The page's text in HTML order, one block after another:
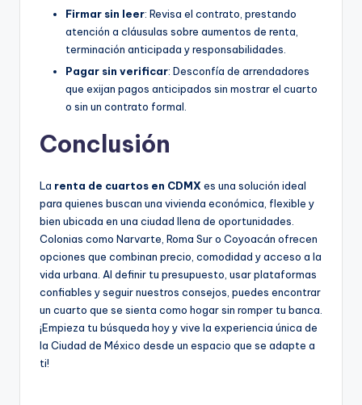
Firmar sin leer: Revisa el contrato, prestando
atención a cláusulas sobre aumentos de renta,
terminación anticipada y responsabilidades.
Pagar sin verificar: Desconfía de arrendadores
que exijan pagos anticipados sin mostrar el cuarto
o sin un contrato formal.
Conclusión
La renta de cuartos en CDMX es una solución ideal
para quienes buscan una vivienda económica, flexible y
bien ubicada en una ciudad llena de oportunidades.
Colonias como Narvarte, Roma Sur o Coyoacán ofrecen
opciones que combinan precio, comodidad y acceso a la
vida urbana. Al definir tu presupuesto, usar plataformas
confiables y seguir nuestros consejos, puedes encontrar
un cuarto que se sienta como hogar sin romper tu banca.
¡Empieza tu búsqueda hoy y vive la experiencia única de
la Ciudad de México desde un espacio que se adapte a
ti!